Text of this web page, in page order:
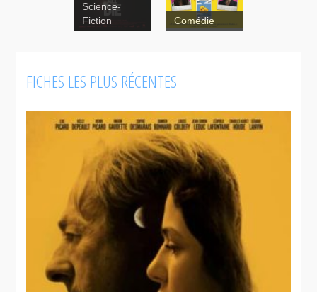
Sans
dessein
Science-
Fiction
Comédie
FICHES LES PLUS RÉCENTES